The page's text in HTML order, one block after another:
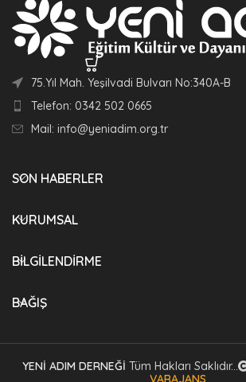
75.Yıl Mah. Yeşilvadi Bulvarı No:340A-B
Telefon: 0342 502 0665
Mail: info@yeniadim.org.tr
SON HABERLER
KURUMSAL
BİLGİLENDİRME
BAĞIŞ
YENİ ADIM DERNEĞİ Tüm Hakları Saklıdır...
VARAJANS